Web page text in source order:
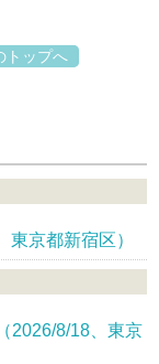
トップへ
京都新宿区）
2026/8/18、東京